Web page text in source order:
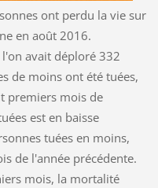
ont perdu la vie sur
en août 2016.
avait déploré 332
de moins ont été tuées,
premiers mois de
est en baisse
tuées en moins,
de l'année précédente.
mois, la mortalité